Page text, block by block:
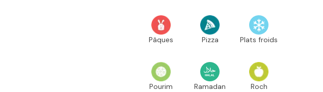
Pâques Pizza Plats froids
Pourim Ramadan Roch